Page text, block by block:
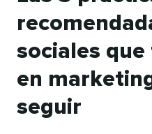
sociales
en
seguir